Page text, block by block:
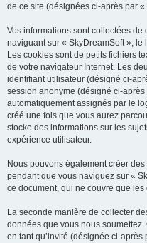
de ce site (désignées ci-après par
Vos informations sont collectées
naviguant sur « SkyDreamSoft »,
Les cookies sont de petits fichiers
de votre navigateur Internet. Les
identifiant utilisateur (désigné ci-
session anonyme (désigné ci-
automatiquement assignés par le
créé une fois que vous aurez
stocke des informations sur les
expérience utilisateur.
Nous pouvons également créer
pendant que vous naviguez sur «
ce document, qui ne couvre que
La seconde manière de collecter
données que vous nous
en tant qu’invité (désignée ci-après